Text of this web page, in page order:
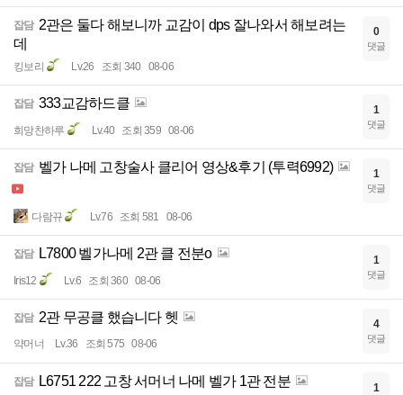
잡담 2관은 둘다 해보니까 교감이 dps 잘나와서 해보려는
데
킹보리 Lv.26 조회 340 08-06
0
댓글
잡담 333교감하드클
희망찬하루 Lv.40 조회 359 08-06
1
댓글
잡담 벨가 나메 고창술사 클리어 영상&후기 (투력6992)
다람뀨 Lv.76 조회 581 08-06
1
댓글
잡담 L7800 벨가나메 2관 클 전분o
Iris12 Lv.6 조회 360 08-06
1
댓글
잡담 2관 무공클 했습니다 헷
약머너 Lv.36 조회 575 08-06
4
댓글
잡담 L6751 222 고창 서머너 나메 벨가 1관 전분 1